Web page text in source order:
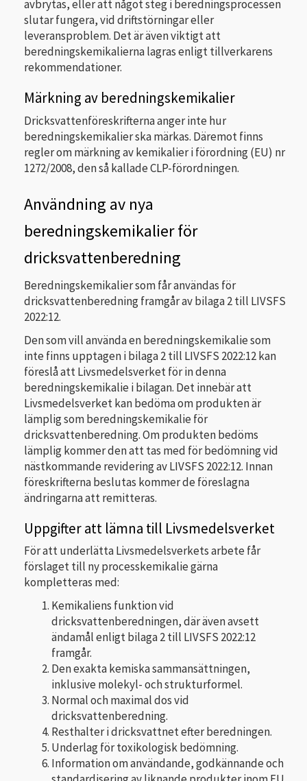
avbrytas, eller att något steg i beredningsprocessen
slutar fungera, vid driftstörningar eller
leveransproblem. Det är även viktigt att
beredningskemikalierna lagras enligt tillverkarens
rekommendationer.
Märkning av beredningskemikalier
Dricksvattenföreskrifterna anger inte hur
beredningskemikalier ska märkas. Däremot finns
regler om märkning av kemikalier i förordning (EU) nr
1272/2008, den så kallade CLP-förordningen.
Användning av nya
beredningskemikalier för
dricksvattenberedning
Beredningskemikalier som får användas för
dricksvattenberedning framgår av bilaga 2 till LIVSFS
2022:12.
Den som vill använda en beredningskemikalie som
inte finns upptagen i bilaga 2 till LIVSFS 2022:12 kan
föreslå att Livsmedelsverket för in denna
beredningskemikalie i bilagan. Det innebär att
Livsmedelsverket kan bedöma om produkten är
lämplig som beredningskemikalie för
dricksvattenberedning. Om produkten bedöms
lämplig kommer den att tas med för bedömning vid
nästkommande revidering av LIVSFS 2022:12. Innan
föreskrifterna beslutas kommer de föreslagna
ändringarna att remitteras.
Uppgifter att lämna till Livsmedelsverket
För att underlätta Livsmedelsverkets arbete får
förslaget till ny processkemikalie gärna
kompletteras med:
Kemikaliens funktion vid
dricksvattenberedningen, där även avsett
ändamål enligt bilaga 2 till LIVSFS 2022:12
framgår.
Den exakta kemiska sammansättningen,
inklusive molekyl- och strukturformel.
Normal och maximal dos vid
dricksvattenberedning.
Resthalter i dricksvattnet efter beredningen.
Underlag för toxikologisk bedömning.
Information om användande, godkännande och